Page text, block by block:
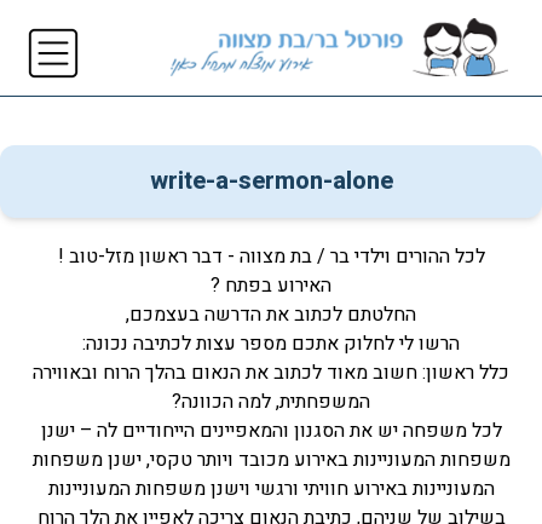
write-a-sermon-alone
לכל ההורים וילדי בר / בת מצווה - דבר ראשון מזל-טוב !
האירוע בפתח ?
החלטתם לכתוב את הדרשה בעצמכם,
הרשו לי לחלוק אתכם מספר עצות לכתיבה נכונה:
כלל ראשון: חשוב מאוד לכתוב את הנאום בהלך הרוח ובאווירה
המשפחתית, למה הכוונה?
לכל משפחה יש את הסגנון והמאפיינים הייחודיים לה – ישנן
משפחות המעוניינות באירוע מכובד ויותר טקסי, ישנן משפחות
המעוניינות באירוע חוויתי ורגשי וישנן משפחות המעוניינות
בשילוב של שניהם, כתיבת הנאום צריכה לאפיין את הלך הרוח